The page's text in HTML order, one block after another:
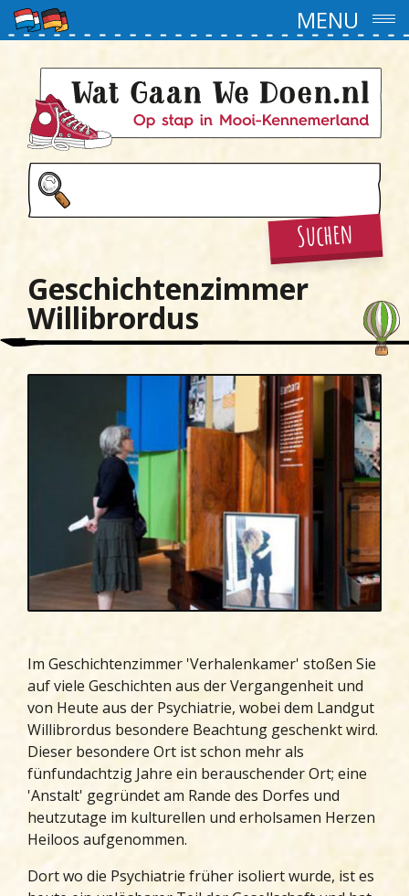
MENU
Suchen
Geschichtenzimmer
Willibrordus
Im Geschichtenzimmer 'Verhalenkamer' stoßen Sie
auf viele Geschichten aus der Vergangenheit und
von Heute aus der Psychiatrie, wobei dem Landgut
Willibrordus besondere Beachtung geschenkt wird.
Dieser besondere Ort ist schon mehr als
fünfundachtzig Jahre ein berauschender Ort; eine
'Anstalt' gegründet am Rande des Dorfes und
heutzutage im kulturellen und erholsamen Herzen
Heiloos aufgenommen.
Dort wo die Psychiatrie früher isoliert wurde, ist es